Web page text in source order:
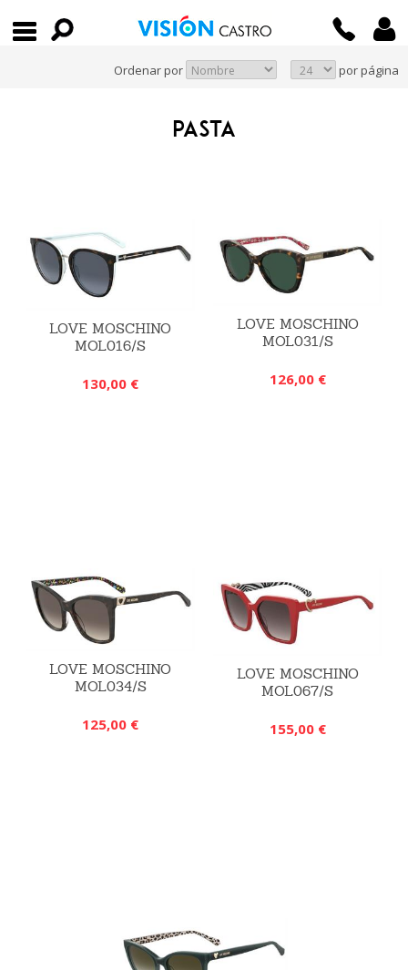
Ordenar por por página
PASTA
LOVE MOSCHINO
MOL016/S
130,00 €
LOVE MOSCHINO
MOL031/S
126,00 €
LOVE MOSCHINO
MOL034/S
125,00 €
LOVE MOSCHINO
MOL067/S
155,00 €